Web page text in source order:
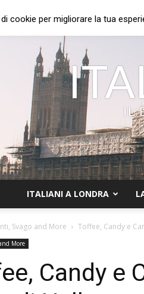
IL
ITALIANI A LONDRA
Svago and More Toffee, Candy e
More
Candy e
cookie per migliorare la tua